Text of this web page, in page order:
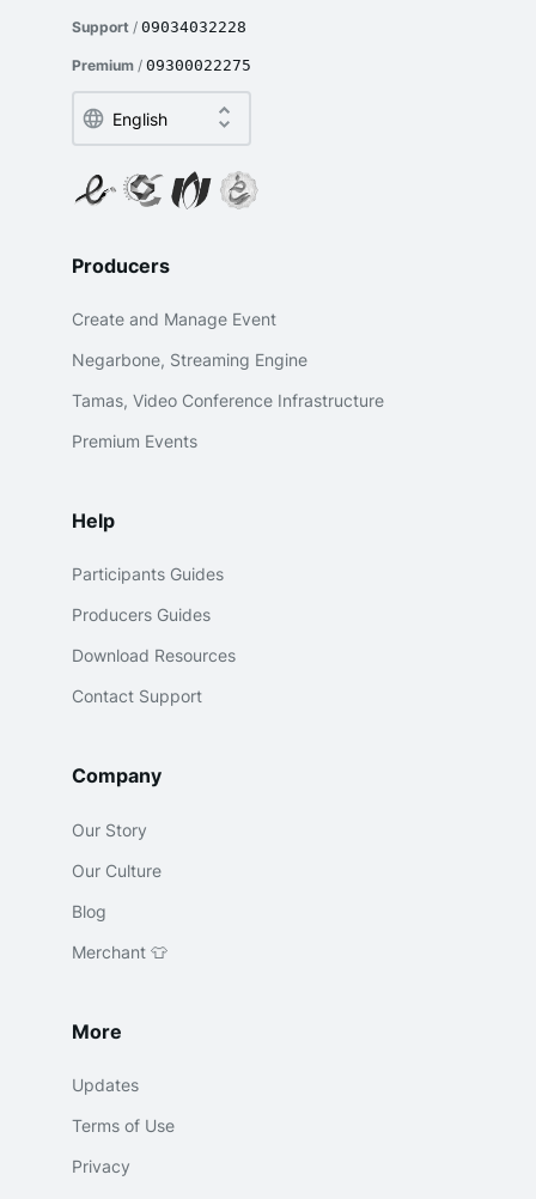
Support / 09034032228
Premium / 09300022275
Producers
Create and Manage Event
Negarbone, Streaming Engine
Tamas, Video Conference Infrastructure
Premium Events
Help
Participants Guides
Producers Guides
Download Resources
Contact Support
Company
Our Story
Our Culture
Blog
Merchant 👕
More
Updates
Terms of Use
Privacy